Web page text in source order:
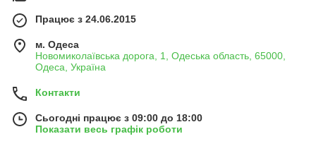
Працює з 24.06.2015
м. Одеса
Новомиколаївська дорога, 1, Одеська область, 65000,
Одеса, Україна
Контакти
Сьогодні працює з 09:00 до 18:00
Показати весь графік роботи